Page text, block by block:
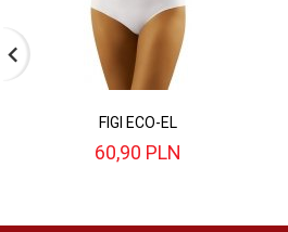
FIGI ECO-EL
60,90 PLN